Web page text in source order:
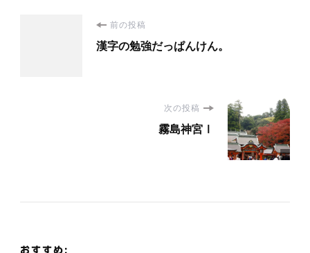
ー
前の投稿
漢字の勉強だっぱんけん。
次の投稿
霧島神宮Ⅰ
おすすめ: